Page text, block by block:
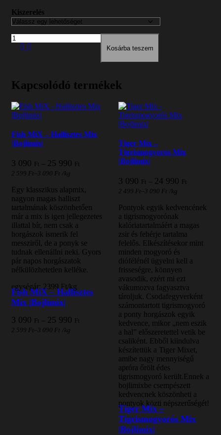
Kiszerelés
Mennyiség
Kosárba teszem
Kapcsolódó termékek
Fish MiX – Hallisztes Mix
|Bojlimix|
3 090 Ft – 25 990 Ft
Ártartomány:
-
990 Ft
2 599 Ft 3 090 Ft kg
Egy klasszikus alapmix,
nagyon magas halliszt
tartalmának köszönhetően
már a mix is igen jellegezetes
illattal bír, nem csak a
horgászok ismerik fel
messziről, de a ponyk se
tudnak ellenállni neki. Gyors
pár napos horgászatok
nélkülözhetetlen kelléke.
egységár: 2399 Ft/kg
Fish MiX – Hallisztes
Mix |Bojlimix|
3 090 Ft – 25 990 Ft
Ártartomány:
2 599 Ft 3 090 Ft kg
Tiger Mix –
Tigrismogyorós Mix
|Bojlimix|
3 090 Ft – 24 990 Ft
-
990 Ft
2 499 Ft 3 090 Ft kg
Pontyok egyik kedvencének
a tigrismogyorónak
kalóriatartalmáért a magas
zsir és fehérje tartalma
felelős. Elkészítésekor mint
minden mogyoró és
diófélénél ügyelni kell a
frisseségre, könnyen
avasodik, ezért mi ezt
vákumozva fagyasztva
tároljuk. Csodafegyverként
számontartott tigrismogyoró
a ponty horgászok egyik
kedvence, mikor „nem eszik
a hal” előszeretettel vetik be
csaliként. Ebből kiindulva
készítettük a Tiger Mixet,
amibe nagy mennyiségű
apróra őrölt édes
tigrismogyoró került.Ennek a
bojlimixbe csempészett
kedvencnek köszönheti a
pontyok közti népszerűségét!
Tiger Mix –
Tigrismogyorós Mix
|Bojlimix|